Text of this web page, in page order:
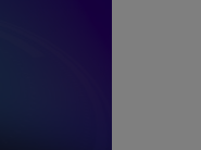
07 00